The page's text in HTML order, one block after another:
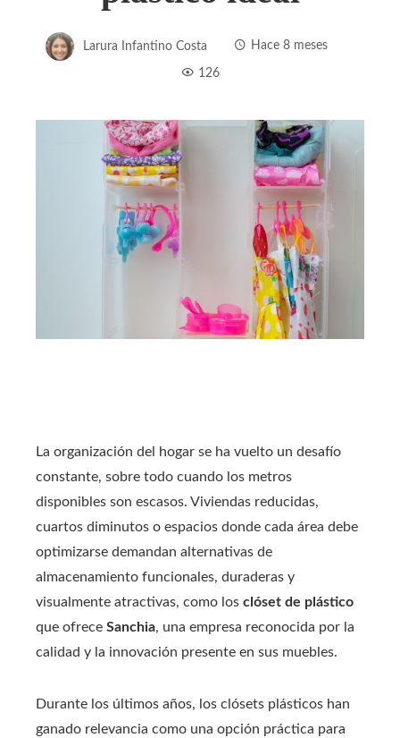
Larura Infantino Costa Hace 8 meses
126
La organización del hogar se ha vuelto un desafío
constante, sobre todo cuando los metros
disponibles son escasos. Viviendas reducidas,
cuartos diminutos o espacios donde cada área debe
optimizarse demandan alternativas de
almacenamiento funcionales, duraderas y
visualmente atractivas, como los clóset de plástico
que ofrece Sanchia, una empresa reconocida por la
calidad y la innovación presente en sus muebles.
Durante los últimos años, los clósets plásticos han
ganado relevancia como una opción práctica para